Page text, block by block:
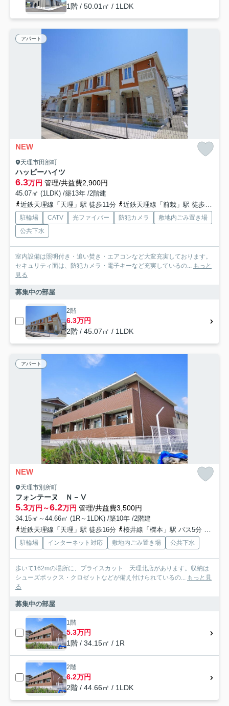
1階 / 50.01㎡ / 1LDK
アパート
NEW
天理市田部町
ハッピーハイツ
6.3万円 管理/共益費2,900円
45.07㎡ (1LDK) /築13年 /2階建
近鉄天理線「天理」駅 徒歩11分
近鉄天理線「前栽」駅 徒歩25分
駐輪場 CATV 光ファイバー 防犯カメラ
敷地内ごみ置き場
公共下水
室内設備は照明付き・追い焚き・エアコンなど大変充実しております。
セキュリティ面は、防犯カメラ・電子キーなど充実しているの...
もっと
見る
募集中の部屋
2階
6.3万円
2階 / 45.07㎡ / 1LDK
アパート
NEW
天理市別所町
フォンテーヌ Ｎ－Ⅴ
5.3万円～6.2万円 管理/共益費3,500円
34.15㎡～44.66㎡ (1R～1LDK) /築10年 /2階建
近鉄天理線「天理」駅 徒歩16分
桜井線「櫟本」駅 バス5分 奈良交通「別所（天理市）」 停歩2分
駐輪場 インターネット対応 敷地内ごみ置き場 公共下水
歩いて162mの場所に、プライスカット 天理北店があります。収納は
シューズボックス・クロゼットなどが備え付けられているの...
もっと見
る
募集中の部屋
1階
5.3万円
1階 / 34.15㎡ / 1R
2階
6.2万円
2階 / 44.66㎡ / 1LDK